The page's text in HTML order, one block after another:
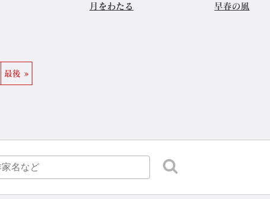
月をわたる 早春の風
最後 »